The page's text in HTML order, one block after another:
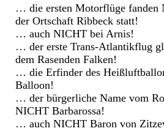
… die ersten Motorflüge fanden
der Ortschaft Ribbeck statt!
… auch NICHT bei Arnis!
… der erste Trans-Atlantikflug
dem Rasenden Falken!
… die Erfinder des
Balloon!
… der bürgerliche Name vom
NICHT Barbarossa!
… auch NICHT Baron von